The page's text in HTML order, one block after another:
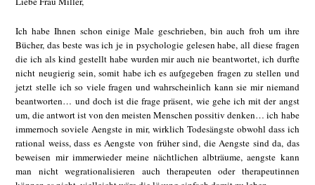
Ich habe Ihnen schon einige Male geschrieben, bin auch froh um ihre
Bücher, das beste was ich je in psychologie gelesen habe, all diese fragen
die ich als kind gestellt habe wurden mir auch nie beantwortet, ich durfte
nicht neugierig sein, somit habe ich es aufgegeben fragen zu stellen und
jetzt stelle ich so viele fragen und wahrscheinlich kann sie mir niemand
beantworten… und doch ist die frage präsent, wie gehe ich mit der angst
um, die antwort ist von den meisten Menschen possitiv denken… ich habe
immernoch soviele Aengste in mir, wirklich Todesängste obwohl dass ich
rational weiss, dass es Aengste von früher sind, die Aengste sind da, das
beweisen mir immerwieder meine nächtlichen albträume, aengste kann
man nicht wegrationalisieren auch therapeuten oder therapeutinnen